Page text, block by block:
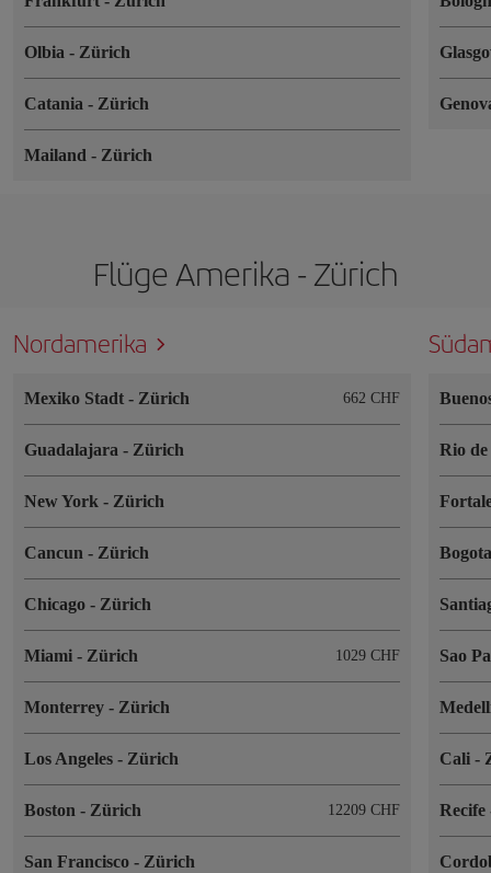
Olbia - Zürich
Catania - Zürich
Mailand - Zürich
Flüge Amerika - Zürich
Nordamerika
Mexiko Stadt - Zürich 662 CHF
Guadalajara - Zürich
New York - Zürich
Cancun - Zürich
Chicago - Zürich
Miami - Zürich 1029 CHF
Monterrey - Zürich
Los Angeles - Zürich
Boston - Zürich 12209 CHF
San Francisco - Zürich
Rio
Sao
Cali-
Recife